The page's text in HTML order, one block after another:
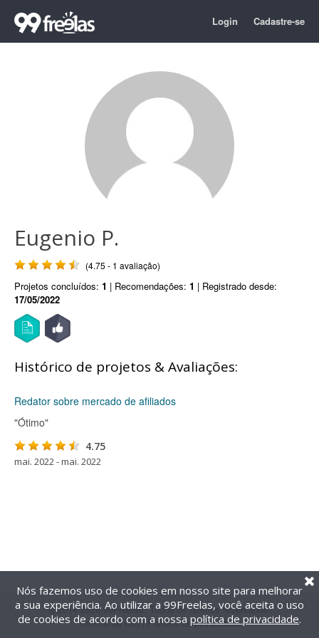
Login Cadastre-se
Eugenio P.
(4.75 - 1 avaliação)
Projetos concluídos: 1 | Recomendações: 1 | Registrado desde:
17/05/2022
Histórico de projetos & Avaliações:
Redator sobre mercado de afiliados
"Ótimo"
4.75
mai. 2022 - mai. 2022
@2014-2026 99Freelas. Todos os direitos reservados.
Termos de uso| Política de privacidade
Nós fazemos uso de cookies em nosso site para melhorar
a sua experiência. Ao utilizar a 99Freelas, você aceita o uso
de cookies de acordo com a nossa política de privacidade.